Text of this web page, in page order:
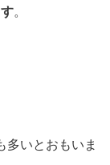
。
多いとおもいま